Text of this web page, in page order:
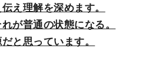
え理解を深めます。
が普通の状態になる。
と思っています。